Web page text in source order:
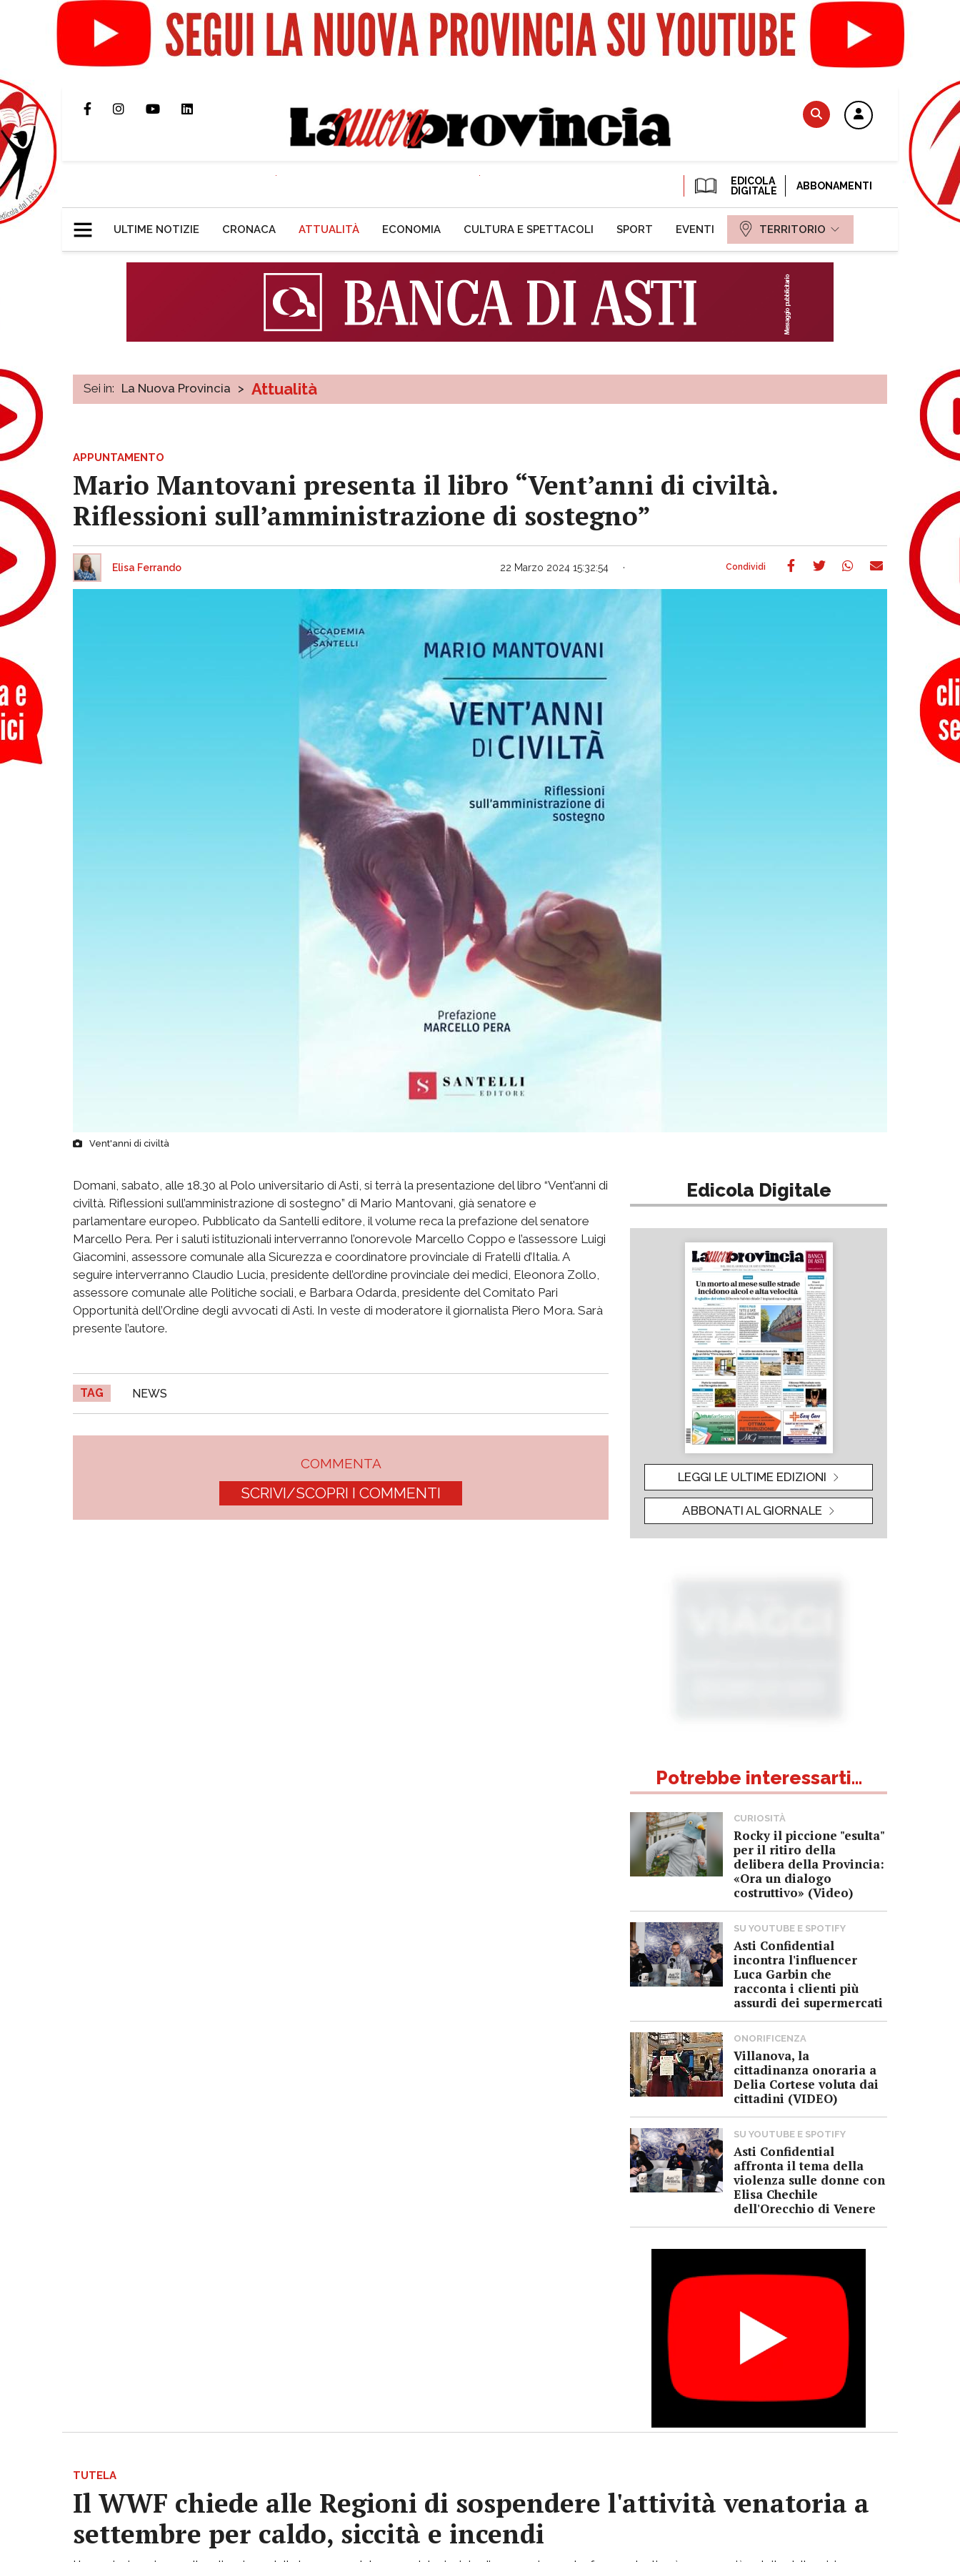
EDICOLA
DIGITALE
ABBONAMENTI
ULTIME NOTIZIE CRONACA ATTUALITÀ ECONOMIA CULTURA E SPETTACOLI SPORT EVENTI TERRITORIO
Sei in: La Nuova Provincia > Attualità
APPUNTAMENTO
Mario Mantovani presenta il libro “Vent’anni di civiltà.
Riflessioni sull’amministrazione di sostegno”
Elisa Ferrando 22 Marzo 2024 15:32:54
Vent'anni di civiltà
Domani, sabato, alle 18.30 al Polo universitario di Asti, si terrà la presentazione del libro “Vent’anni di
civiltà. Riflessioni sull’amministrazione di sostegno” di Mario Mantovani, già senatore e
parlamentare europeo. Pubblicato da Santelli editore, il volume reca la prefazione del senatore
Marcello Pera. Per i saluti istituzionali interverranno l’onorevole Marcello Coppo e l’assessore Luigi
Giacomini, assessore comunale alla Sicurezza e coordinatore provinciale di Fratelli d’Italia. A
seguire interverranno Claudio Lucia, presidente dell’ordine provinciale dei medici, Eleonora Zollo,
assessore comunale alle Politiche sociali, e Barbara Odarda, presidente del Comitato Pari
Opportunità dell’Ordine degli avvocati di Asti. In veste di moderatore il giornalista Piero Mora. Sarà
presente l’autore.
TAG NEWS
COMMENTA
SCRIVI/SCOPRI I COMMENTI
Edicola Digitale
LEGGI LE ULTIME EDIZIONI
ABBONATI AL GIORNALE
Potrebbe interessarti...
CURIOSITÀ
Rocky il piccione "esulta"
per il ritiro della
delibera della Provincia:
«Ora un dialogo
costruttivo» (Video)
SU YOUTUBE E SPOTIFY
Asti Confidential
incontra l'influencer
Luca Garbin che
racconta i clienti più
assurdi dei supermercati
ONORIFICENZA
Villanova, la
cittadinanza onoraria a
Delia Cortese voluta dai
cittadini (VIDEO)
SU YOUTUBE E SPOTIFY
Asti Confidential
affronta il tema della
violenza sulle donne con
Elisa Chechile
dell'Orecchio di Venere
TUTELA
Il WWF chiede alle Regioni di sospendere l'attività venatoria a
settembre per caldo, siccità e incendi